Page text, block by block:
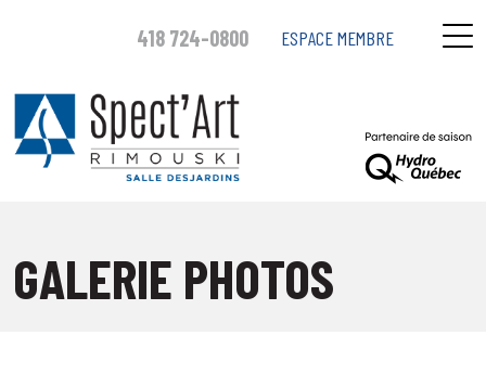
418 724-0800 ESPACE MEMBRE
GALERIE PHOTOS